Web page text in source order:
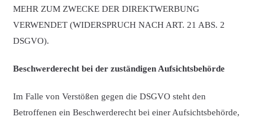
MEHR ZUM ZWECKE DER DIREKTWERBUNG
VERWENDET (WIDERSPRUCH NACH ART. 21 ABS. 2
DSGVO).
Beschwerderecht bei der zuständigen Aufsichtsbehörde
Im Falle von Verstößen gegen die DSGVO steht den
Betroffenen ein Beschwerderecht bei einer Aufsichtsbehörde,